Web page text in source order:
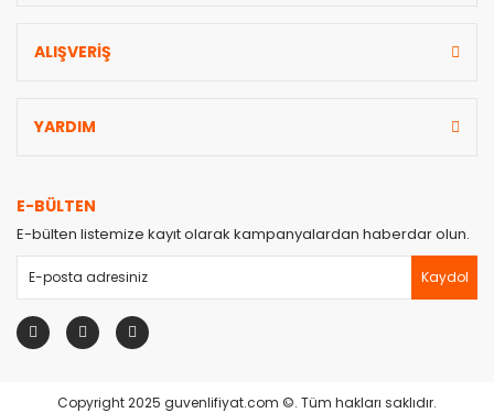
ALIŞVERİŞ
YARDIM
E-BÜLTEN
E-bülten listemize kayıt olarak kampanyalardan haberdar olun.
Kaydol
Copyright 2025 guvenlifiyat.com ©. Tüm hakları saklıdır.